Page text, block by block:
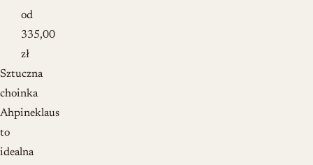
od
335,00
zł
Sztuczna
choinka
Ahpineklaus
to
idealna